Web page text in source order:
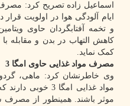
اسماعیل زاده تصریح کرد:
ایام آلودگی هوا در اولویت قرار
کاهش التهاب در بدن و مقابله
کمک نماید.
مصرف مواد غذایی حاوی امگا 3
وی خاطرنشان کرد: ماهی،
مواد غذایی امگا
موثر باشند. همینطور از مصرف